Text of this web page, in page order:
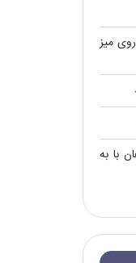
میز
با به